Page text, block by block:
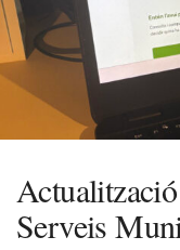
Serveis